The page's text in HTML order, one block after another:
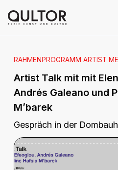
RAHMENPROGRAMM ARTIST
Artist Talk mit mit
Andrés Galeano und
M’barek
Gespräch in der